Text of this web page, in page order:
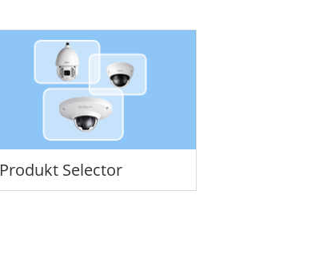
Produkt Selector